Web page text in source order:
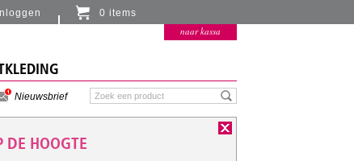
Nieuwsbrief
Inloggen 0 items
Er zitten momenteel geen artikelen in de
naar kassa
DE HOOGTE